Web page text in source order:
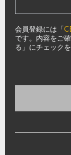
会員登録には「
です。内容をご
る」にチェック